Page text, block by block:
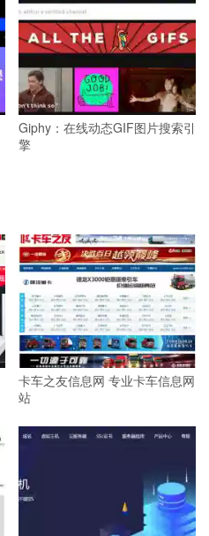
Giphy：在线动态GIF图片搜索引
擎
卡车之友信息网 专业卡车信息网
站